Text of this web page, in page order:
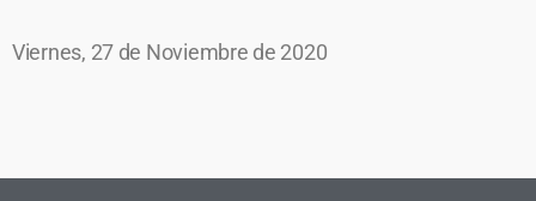
Viernes, 27 de Noviembre de 2020